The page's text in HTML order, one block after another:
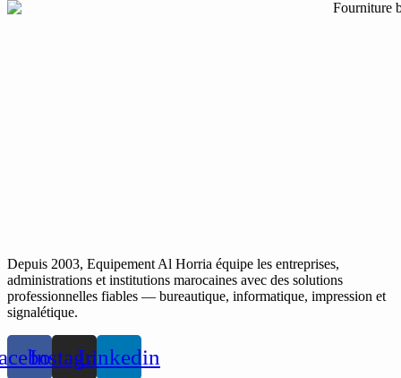
Depuis 2003, Equipement Al Horria équipe les entreprises,
administrations et institutions marocaines avec des solutions
professionnelles fiables — bureautique, informatique, impression et
signalétique.
InstagramLinkedin